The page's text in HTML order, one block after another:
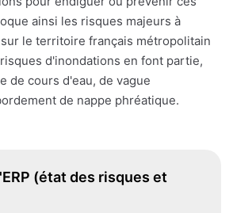
ainsi les risques majeurs à
le territoire français métropolitain
d'inondations en font partie,
de cours d'eau, de vague
de nappe phréatique.
(état des risques et